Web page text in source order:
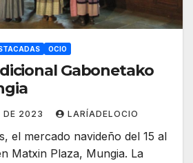
OCIO
Gabonetako
DE 2023 LARÍADELOCIO
el mercado navideño del 15 al
Matxin Plaza, Mungia. La